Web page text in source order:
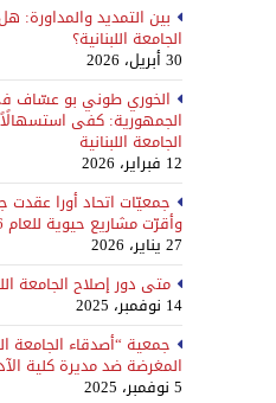
بين التمديد
الجامعة اللبنانية؟
30 أبريل، 2026
الخوري طوني بو عسّاف
الجمهورية: كفى استسهالًاً
الجامعة اللبنانية
12 فبراير، 2026
جمعيّات اتحاد أورا عقدت
وأقرّت مشاريع حيوية للعام 2026
27 يناير، 2026
متى دور إصلاح الجامعة
14 نوفمبر، 2025
جمعية “أصدقاء الجامعة
المغرضة ضد مديرة كلية
5 نوفمبر، 2025